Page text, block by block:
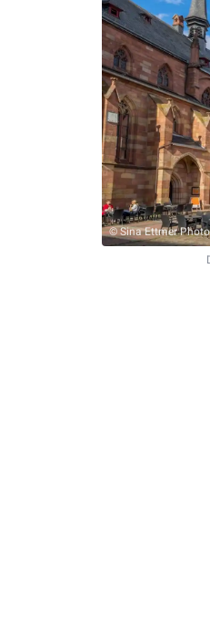
© Sina Ettmer